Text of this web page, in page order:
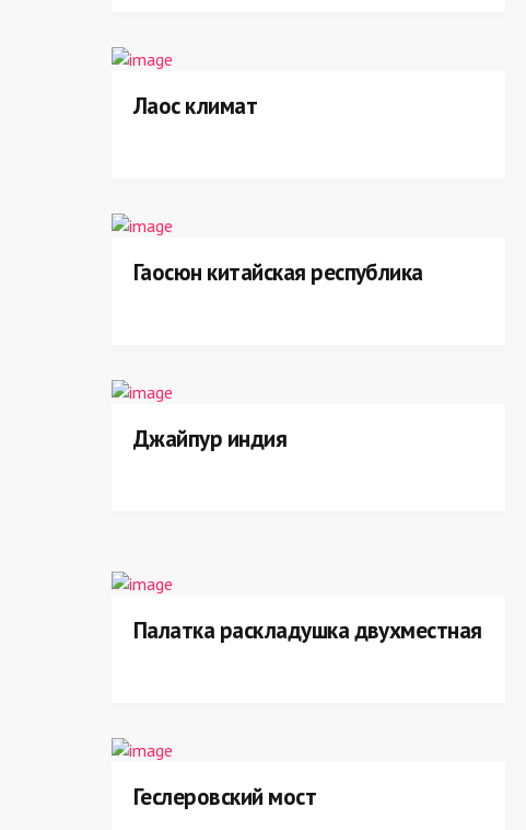
Лаос климат
Гаосюн китайская республика
Джайпур индия
Палатка раскладушка двухместная
Геслеровский мост